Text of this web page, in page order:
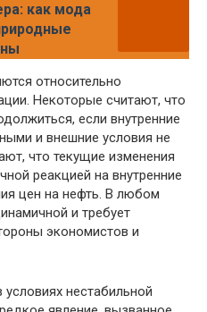
как мода
относительно
Некоторые считают, что
если внутренние
и внешние условия не
что текущие изменения
реакцией на внутренние
цен на нефть. В любом
и требует
экономистов и
нестабильной